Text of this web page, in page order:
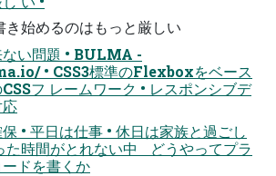
き始めるのはもっと厳しい
ない問題 • BULMA -
• CSS3標準のFlexboxをベース
フ レームワーク • レスポンシブデ
• 平⽇は仕事 • 休⽇は家族と過ごし
た時間がとれない中 どうやってプラ
ドを書くか